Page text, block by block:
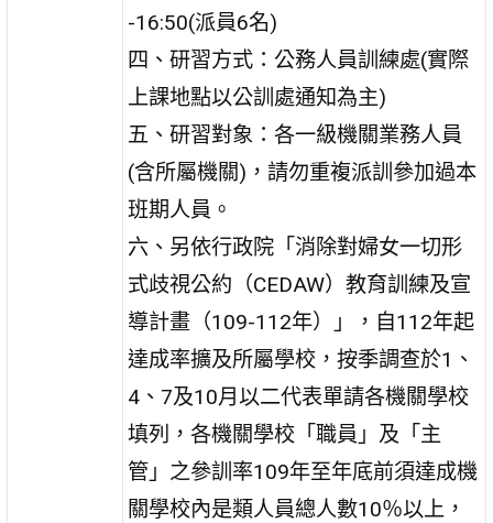
-16:50(派員6名)
四、研習方式：公務人員訓練處(實際
上課地點以公訓處通知為主)
五、研習對象：各一級機關業務人員
(含所屬機關)，請勿重複派訓參加過本
班期人員。
六、另依行政院「消除對婦女一切形
式歧視公約（CEDAW）教育訓練及宣
導計畫（109-112年）」，自112年起
達成率擴及所屬學校，按季調查於1、
4、7及10月以二代表單請各機關學校
填列，各機關學校「職員」及「主
管」之參訓率109年至年底前須達成機
關學校內是類人員總人數10％以上，